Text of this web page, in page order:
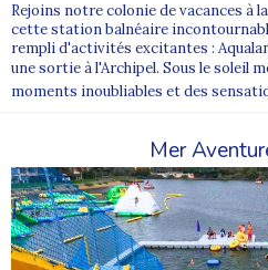
Rejoins notre colonie de vacances à
cette station balnéaire
rempli d'activités excitantes :
une sortie à l'Archipel. Sous le soleil
moments inoubliables et des
Mer